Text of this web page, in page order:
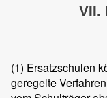
VII.
(1) Ersatzschulen
geregelte